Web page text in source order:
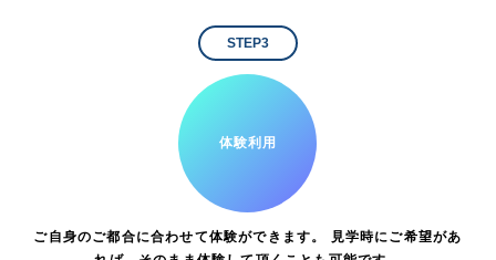
STEP3
体験利用
ご自身のご都合に合わせて体験ができます。 見学時にご希望があ